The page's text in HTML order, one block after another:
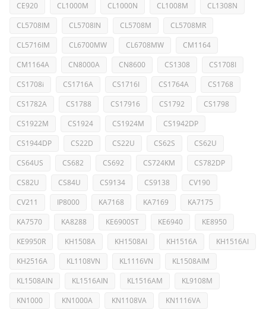
CE920
CL1000M CL1000N CL1008M
CL1308N
CL5708IM
CL5708IN CL5708M
CL5708MR
CL5716IM
CL6700MW CL6708MW
CM1164
CM1164A
CN8000A CN8600 CS1308
CS1708I
CS1708i
CS1716A CS1716I CS1764A
CS1768
CS1782A
CS1788 CS17916 CS1792
CS1798
CS1922M
CS1924 CS1924M
CS1942DP
CS1944DP
CS22D CS22U CS62S
CS62U
CS64US
CS682 CS692 CS724KM
CS782DP
CS82U
CS84U CS9134 CS9138
CV190
CV211
IP8000 KA7168 KA7169
KA7175
KA7570
KA8288 KE6900ST KE6940
KE8950
KE9950R
KH1508A KH1508AI KH1516A
KH1516AI
KH2516A
KL1108VN KL1116VN
KL1508AIM
KL1508AIN
KL1516AIN KL1516AM
KL9108M
KN1000
KN1000A KN1108VA
KN1116VA